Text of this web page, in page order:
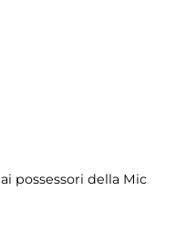
ai possessori della Mic